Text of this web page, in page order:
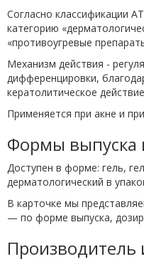
Согласно классификации
категорию
«противоугревые
Механизм действия -
дифференцировки,
кератолитическое
Применяется при акне и
Формы выпуска
Доступен в форме: гель,
дерматологический в
В карточке мы
— по форме выпуска,
Производитель